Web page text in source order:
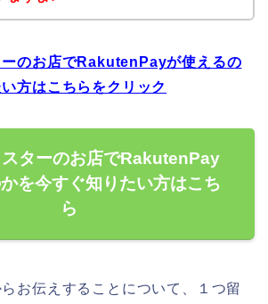
ーのお店でRakutenPayが使えるの
方はこちらをクリック
ターのお店でRakutenPay
を今すぐ知りたい方はこち
ら
お伝えすることについて、１つ留